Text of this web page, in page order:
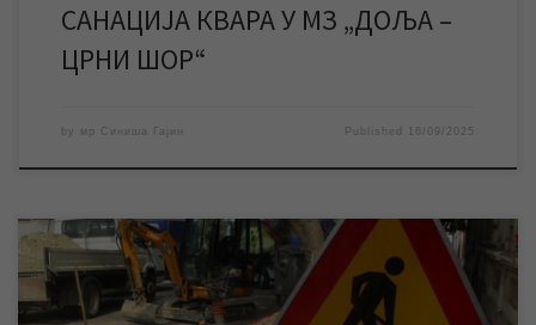
САНАЦИЈА КВАРА У МЗ „ДОЉА –
ЦРНИ ШОР“
by мр Синиша Гајин Published 16/09/2025
У току су радови ЈКП „Водовод и канализација“ Зрењанин на